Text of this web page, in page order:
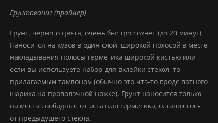
Грунтование (праймер)
Грунт, черного цвета, очень быстро сохнет (до 20 минут).
Наносится на кузов в один слой, широкой полосой в месте
накладывания полосы герметика широкой кистью или
если вы используете набор для вклейки стекол, то
прилагаемым тампоном (обычно это что-то вроде ватного
шарика на проволочной ножке). Грунт наносится только
на места свободные от остатков герметика, оставшегося
от предыдущего стекла.